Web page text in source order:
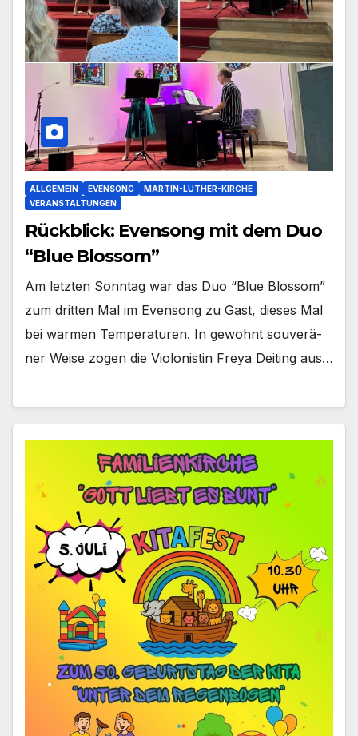
ALLGEMEIN EVENSONG
MARTIN-LUTHER-KIRCHE
VERANSTALTUNGEN
Rückblick: Evensong mit dem Duo
“Blue Blossom”
Am letz­ten Sonn­tag war das Duo “Blue Blos­som”
zum drit­ten Mal im Even­song zu Gast, die­ses Mal
bei war­men Tem­pe­ra­tu­ren. In gewohnt sou­ve­rä­
ner Wei­se zogen die Vio­lo­nis­tin Freya Deit­ing aus…